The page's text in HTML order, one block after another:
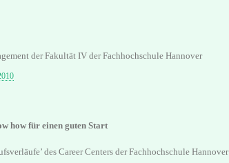
der Fakultät IV der Fachhochschule Hannover
how für einen guten Start
des Career Centers der Fachhochschule Hannover